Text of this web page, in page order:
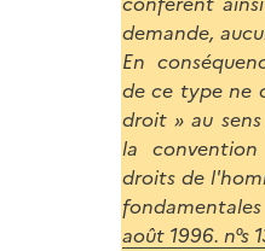
demande,
En
de ce type ne
droit » au
la
droits de
août 1996. n°s